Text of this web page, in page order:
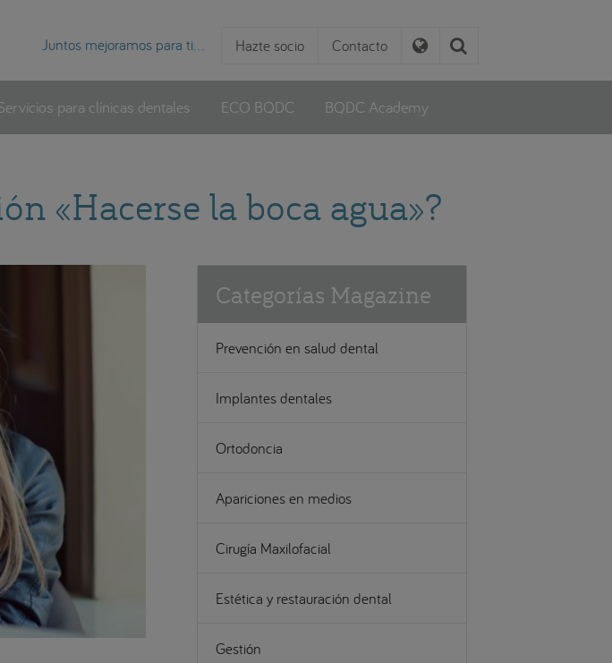
Juntos mejoramos para ti... Hazte socio Contacto
para clínicas dentales ECO BQDC BQDC Academy
«Hacerse la boca agua»?
Categorías Magazine
Prevención en salud dental
Implantes dentales
Ortodoncia
Apariciones en medios
Cirugía Maxilofacial
Estética y restauración dental
Gestión